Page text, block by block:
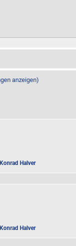
anzeigen)
Konrad Halver
Konrad Halver